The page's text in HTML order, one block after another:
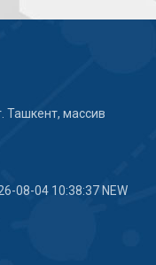
Ташкент, массив
08-04 10:38:37 NEW